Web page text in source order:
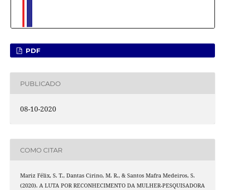
PDF
PUBLICADO
08-10-2020
COMO CITAR
Mariz Félix, S. T., Dantas Cirino, M. R., & Santos Mafra Medeiros, S.
(2020). A LUTA POR RECONHECIMENTO DA MULHER-PESQUISADORA